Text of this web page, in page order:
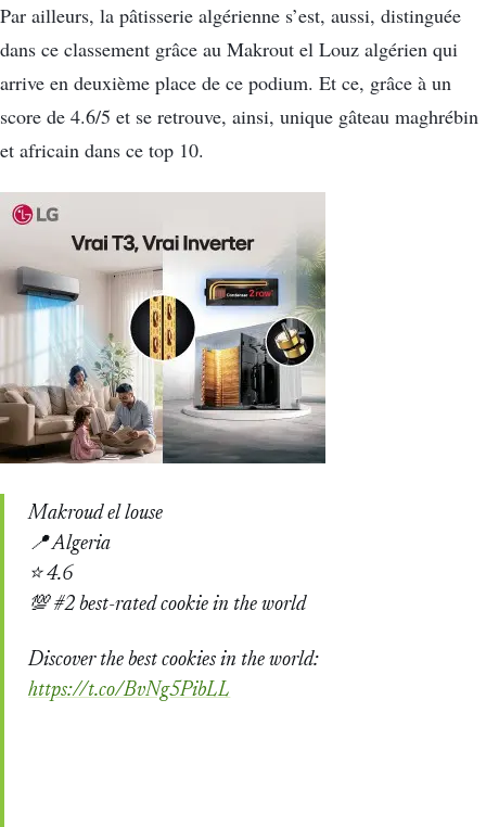
Par ailleurs, la pâtisserie algérienne s’est, aussi, distinguée
dans ce classement grâce au Makrout el Louz algérien qui
arrive en deuxième place de ce podium. Et ce, grâce à un
score de 4.6/5 et se retrouve, ainsi, unique gâteau maghrébin
et africain dans ce top 10.
Makroud el louse
📍 Algeria
⭐ 4.6
💯 #2 best-rated cookie in the world
Discover the best cookies in the world:
https://t.co/BvNg5PibLL